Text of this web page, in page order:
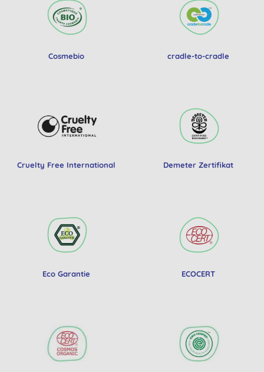
Cosmebio cradle-to-cradle
Cruelty Free International Demeter Zertifikat
Eco Garantie ECOCERT